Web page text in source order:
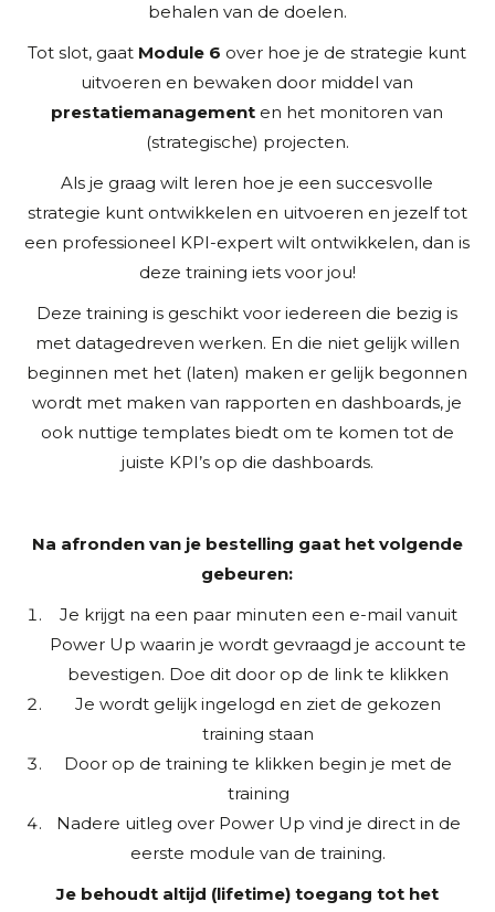
behalen van de doelen.
Tot slot, gaat Module 6 over hoe je de strategie kunt
uitvoeren en bewaken door middel van
prestatiemanagement en het monitoren van
(strategische) projecten.
Als je graag wilt leren hoe je een succesvolle
strategie kunt ontwikkelen en uitvoeren en jezelf tot
een professioneel KPI-expert wilt ontwikkelen, dan is
deze training iets voor jou!
Deze training is geschikt voor iedereen die bezig is
met datagedreven werken. En die niet gelijk willen
beginnen met het (laten) maken er gelijk begonnen
wordt met maken van rapporten en dashboards, je
ook nuttige templates biedt om te komen tot de
juiste KPI’s op die dashboards.
Na afronden van je bestelling gaat het volgende
gebeuren:
Je krijgt na een paar minuten een e-mail vanuit
Power Up waarin je wordt gevraagd je account te
bevestigen. Doe dit door op de link te klikken
Je wordt gelijk ingelogd en ziet de gekozen
training staan
Door op de training te klikken begin je met de
training
Nadere uitleg over Power Up vind je direct in de
eerste module van de training.
Je behoudt altijd (lifetime) toegang tot het